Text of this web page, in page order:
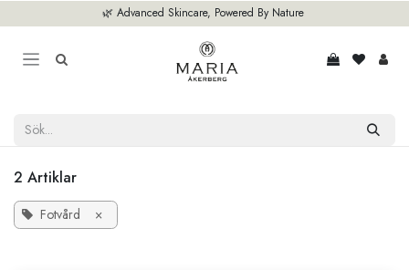
🌿 Advanced Skincare, Powered By Nature
2 Artiklar
Fotvård ×